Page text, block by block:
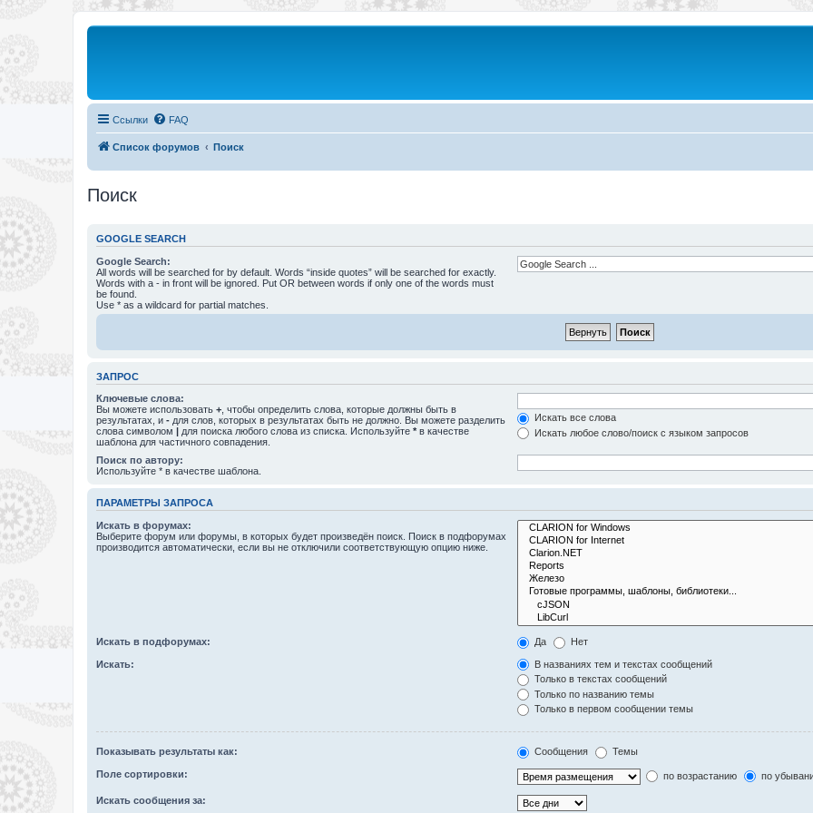
Ссылки FAQ
Список форумов Поиск
Поиск
GOOGLE SEARCH
Google Search:
All words will be searched for by default. Words “inside quotes” will be searched for exactly.
Words with a - in front will be ignored. Put OR between words if only one of the words must
be found.
Use * as a wildcard for partial matches.
ЗАПРОС
Ключевые слова:
Вы можете использовать + , чтобы определить слова, которые должны быть в
результатах, и - для слов, которых в результатах быть не должно. Вы можете разделить
слова символом | для поиска любого слова из списка. Используйте * в качестве
шаблона для частичного совпадения.
Искать все слова
Искать любое слово/поиск с языком запросов
Поиск по автору:
Используйте * в качестве шаблона.
ПАРАМЕТРЫ ЗАПРОСА
Искать в форумах:
Выберите форум или форумы, в которых будет произведён поиск. Поиск в подфорумах
производится автоматически, если вы не отключили соответствующую опцию ниже.
Искать в подфорумах: Да Нет
Искать:
В названиях тем и текстах сообщений
Только в текстах сообщений
Только по названию темы
Только в первом сообщении темы
Показывать результаты как: Сообщения Темы
Поле сортировки: по возрастанию по
Искать сообщения за: